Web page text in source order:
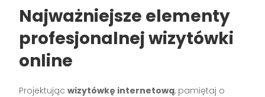
Najważniejsze elementy
profesjonalnej wizytówki
online
Projektującwizytówkę internetową, pamiętaj o